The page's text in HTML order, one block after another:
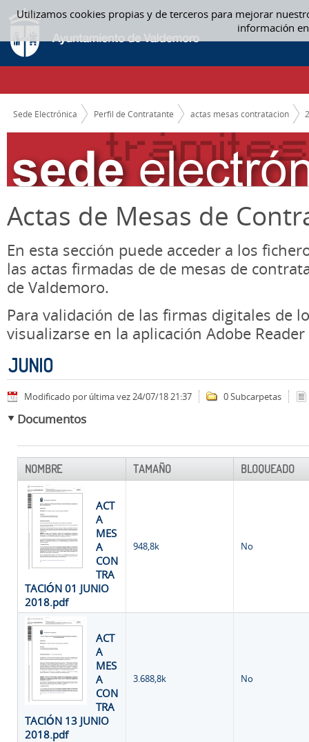
Utilizamos cookies propias y de terceros para mejorar
información
Saltar al contenido
JUNIO - ACTAS MESAS CONTRATACION
CAMINO DE MIGAS
Sede Electrónica Perfil de Contratante actas mesas contratacion
Actas de Mesas de
En esta sección puede acceder a los
las actas firmadas de de mesas de
de Valdemoro.
Para validación de las firmas digitales de
visualizarse en la aplicación Adobe Reader
JUNIO
Modificado por última vez 24/07/18 21:37 0 Subcarpetas
Documentos
NOMBRE TAMAÑO BLOQUEADO
ACT
A
MES
A
CON
TRA
TACIÓN 01 JUNIO
2018.pdf
948,8k No
ACT
A
MES
A
CON
TRA
TACIÓN 13 JUNIO
2018.pdf
3.688,8k No